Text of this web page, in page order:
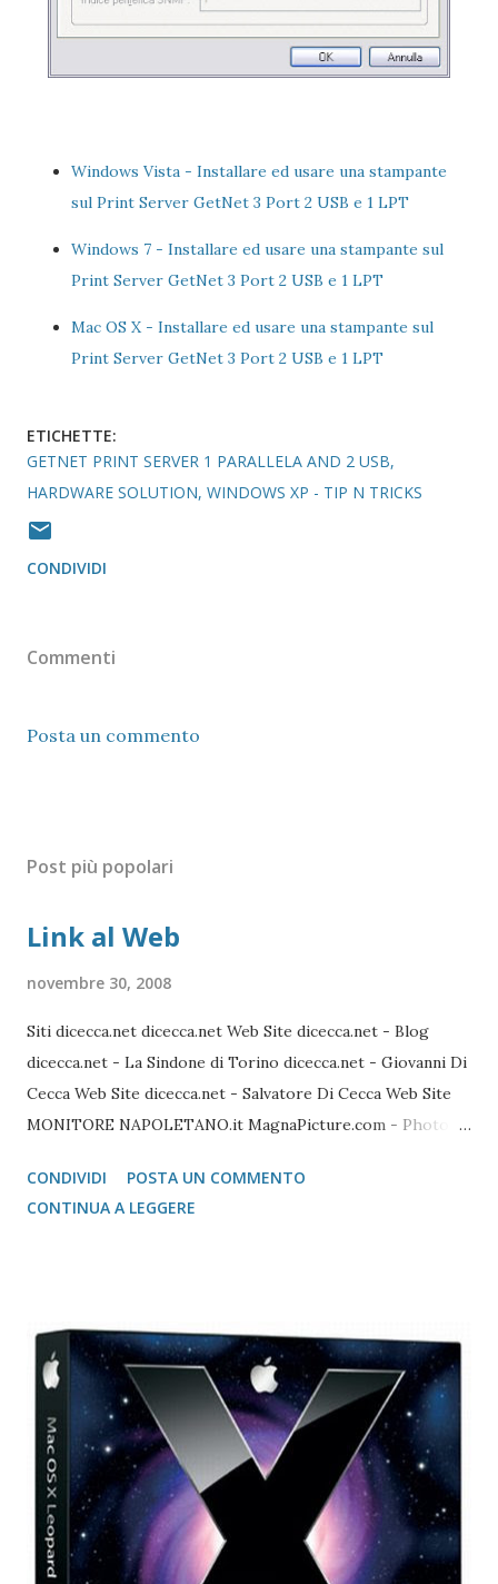
Windows Vista - Installare ed usare una stampante
sul Print Server GetNet 3 Port 2 USB e 1 LPT
Windows 7 - Installare ed usare una stampante sul
Print Server GetNet 3 Port 2 USB e 1 LPT
Mac OS X - Installare ed usare una stampante sul
Print Server GetNet 3 Port 2 USB e 1 LPT
ETICHETTE:
GETNET PRINT SERVER 1 PARALLELA AND 2 USB
HARDWARE SOLUTION WINDOWS XP - TIP N TRICKS
CONDIVIDI
Commenti
Posta un commento
Post più popolari
Link al Web
novembre 30, 2008
Siti dicecca.net dicecca.net Web Site dicecca.net - Blog
dicecca.net - La Sindone di Torino dicecca.net - Giovanni Di
Cecca Web Site dicecca.net - Salvatore Di Cecca Web Site
MONITORE NAPOLETANO.it MagnaPicture.com - Photo
Mozilla FireFox / Thunderbird / FileZilla Portable FireFox
Download localizzati FireFox Portable - Pagina download
copia gratuita per 1 anno Adobe Reader Get Adobe Acrobat
e Adobe Reader Cartella tutte le versioni Adobe Reader da
scaricare offline Microsoft 365 Accedere ad area riservata
Microsoft 365 Scarica Office (365 o versione unica) dal Sito
Microsoft Windows 365 VideoLAN VLC Video Player Pagina
di Download di VLC Pix Resizer for Windows Pagina
dell'autore del progr...
CONDIVIDI
POSTA UN COMMENTO
CONTINUA A LEGGERE